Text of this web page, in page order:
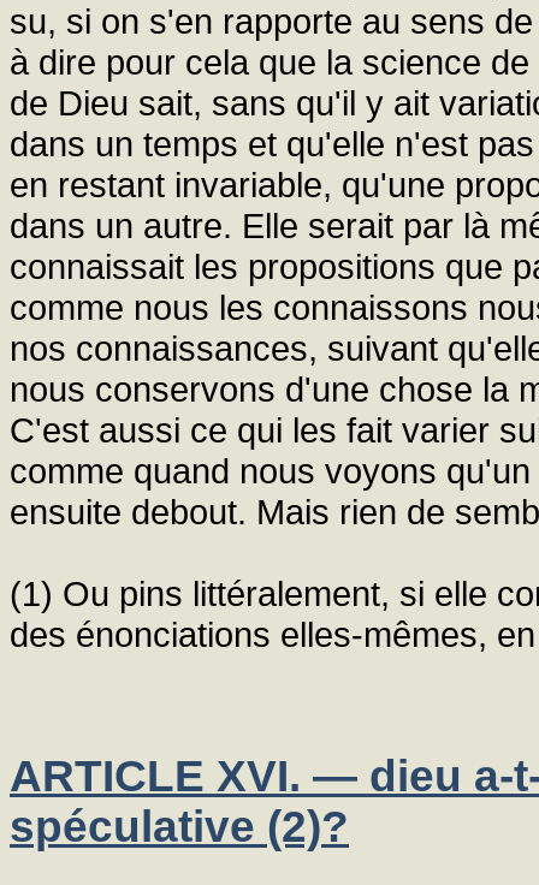
su, si on s'en rapporte au sens
à dire pour cela que la science
de Dieu sait, sans qu'il y ait
dans un temps et qu'elle n'est
en restant invariable, qu'une
dans un autre. Elle serait par là
connaissait les propositions que
comme nous les connaissons
nos connaissances, suivant
nous conservons d'une chose la
C'est aussi ce qui les fait varier
comme quand nous voyons
ensuite debout. Mais rien de
(1) Ou pins littéralement, si elle
des énonciations elles-mêmes,
ARTICLE XVI. — dieu
spéculative (2)?